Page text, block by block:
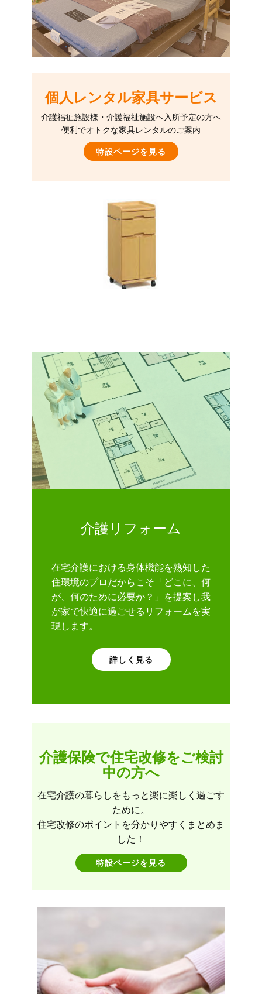
個人レンタル家具サービス
介護福祉施設様・介護福祉施設へ入所予定の方へ
便利でオトクな家具レンタルのご案内
特設ページを見る
介護リフォーム
在宅介護における身体機能を熟知した
住環境のプロだからこそ「どこに、何
が、何のために必要か？」を提案し我
が家で快適に過ごせるリフォームを実
現します。
詳しく見る
介護保険で住宅改修をご検討
中の方へ
在宅介護の暮らしをもっと楽に楽しく過ごす
ために。
住宅改修のポイントを分かりやすくまとめま
した！
特設ページを見る